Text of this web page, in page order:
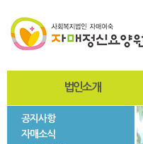
법인소개
공지사항
자매소식